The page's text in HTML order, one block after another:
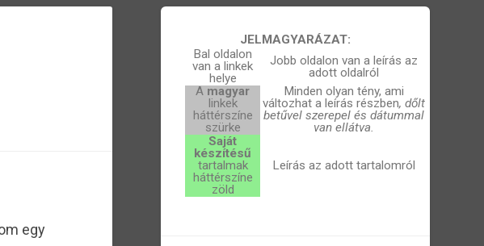
egy
JELMAGYARÁZAT:
Bal oldalon
van a linkek
helye
Jobb oldalon van a leírás az
adott oldalról
A magyar
linkek
háttérszíne
szürke
Minden olyan tény, ami
változhat a leírás részben, dőlt
betűvel szerepel és dátummal
van ellátva.
Saját
készítésű
tartalmak
háttérszíne
zöld
Leírás az adott tartalomról